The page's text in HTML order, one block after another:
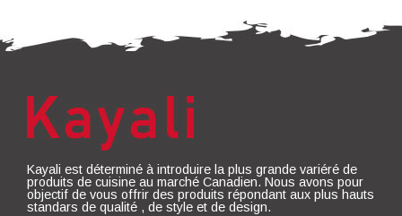
Kayali est déterminé à introduire la plus grande variéré de
produits de cuisine au marché Canadien. Nous avons pour
objectif de vous offrir des produits répondant aux plus hauts
standars de qualité , de style et de design.